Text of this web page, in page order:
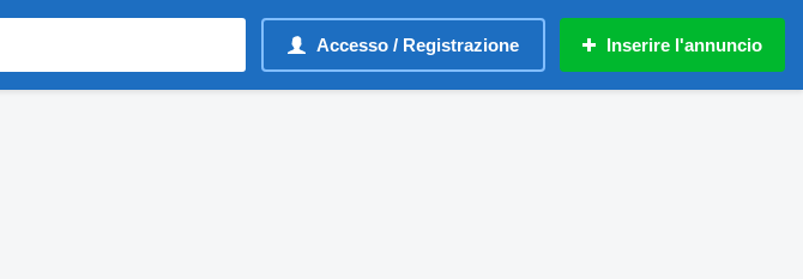
Accesso / Registrazione Inserire l'annuncio